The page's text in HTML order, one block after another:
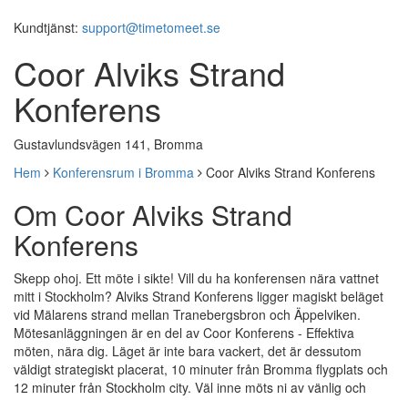
Kundtjänst: support@timetomeet.se
Coor Alviks Strand
Konferens
Gustavlundsvägen 141, Bromma
Hem
Konferensrum i Bromma Coor Alviks Strand Konferens
Om Coor Alviks Strand
Konferens
Skepp ohoj. Ett möte i sikte! Vill du ha konferensen nära vattnet
mitt i Stockholm? Alviks Strand Konferens ligger magiskt beläget
vid Mälarens strand mellan Tranebergsbron och Äppelviken.
Mötesanläggningen är en del av Coor Konferens - Effektiva
möten, nära dig. Läget är inte bara vackert, det är dessutom
väldigt strategiskt placerat, 10 minuter från Bromma flygplats och
12 minuter från Stockholm city. Väl inne möts ni av vänlig och